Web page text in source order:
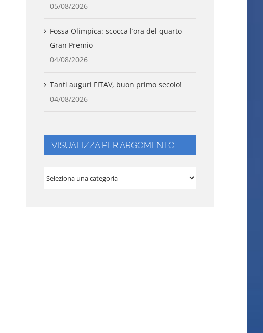
05/08/2026
Fossa Olimpica: scocca l’ora del quarto
Gran Premio
04/08/2026
Tanti auguri FITAV, buon primo secolo!
04/08/2026
VISUALIZZA PER ARGOMENTO